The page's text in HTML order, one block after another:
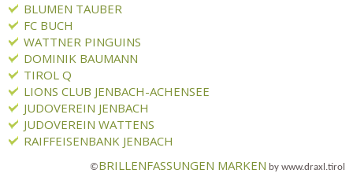
BLUMEN TAUBER
FC BUCH
WATTNER PINGUINS
DOMINIK BAUMANN
TIROL Q
LIONS CLUB JENBACH-ACHENSEE
JUDOVEREIN JENBACH
JUDOVEREIN WATTENS
RAIFFEISENBANK JENBACH
©BRILLENFASSUNGEN MARKEN by www.draxl.tirol